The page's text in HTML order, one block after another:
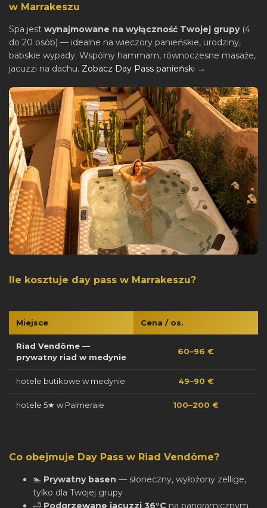
w Marrakeszu
Spa jest wynajmowane na wyłączność Twojej grupy(4
do 20 osób) — idealne na wieczory panieńskie, urodziny,
babskie wypady. Wspólny hammam, równoczesne masaże,
jacuzzi na dachu. Zobacz Day Pass panieński →
Ile kosztuje day pass w Marrakeszu?
Miejsce Cena / os.
Riad Vendôme —
prywatny riad w medynie
60–96 €
hotele butikowe w medynie 49–90 €
hotele 5★ w Palmeraie 100–200 €
Co obejmuje Day Pass w Riad Vendôme?
🏊 Prywatny basen — słoneczny, wyłożony zellige,
tylko dla Twojej grupy
🛁 Podgrzewane jacuzzi 36°C na panoramicznym